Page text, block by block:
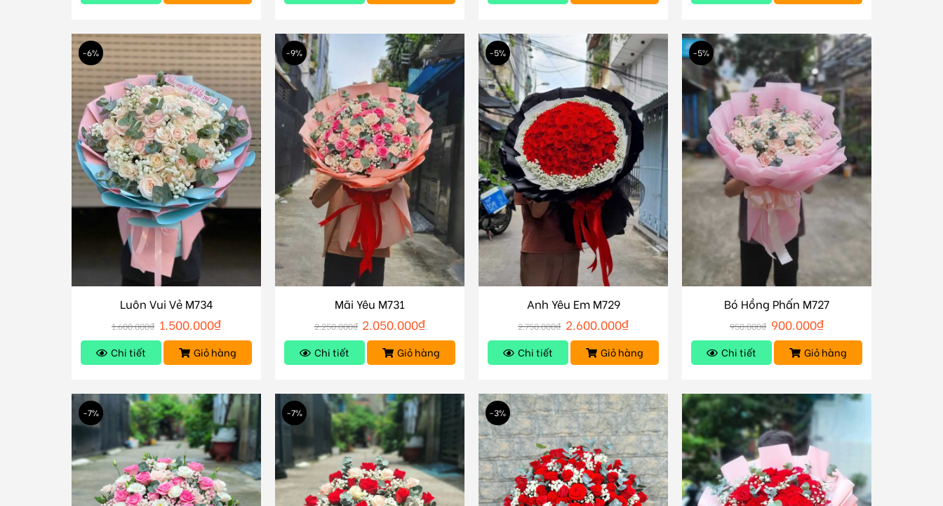
-6%
Luôn Vui Vẻ M734
1.600.000₫ 1.500.000₫
Chi tiết Giỏ hàng
-9%
Mãi Yêu M731
2.250.000₫ 2.050.000₫
Chi tiết Giỏ hàng
-5%
Anh Yêu Em M729
2.750.000₫ 2.600.000₫
Chi tiết Giỏ hàng
-5%
Bó Hồng Phấn M727
950.000₫ 900.000₫
Chi tiết Giỏ hàng
-7% -7% -3%